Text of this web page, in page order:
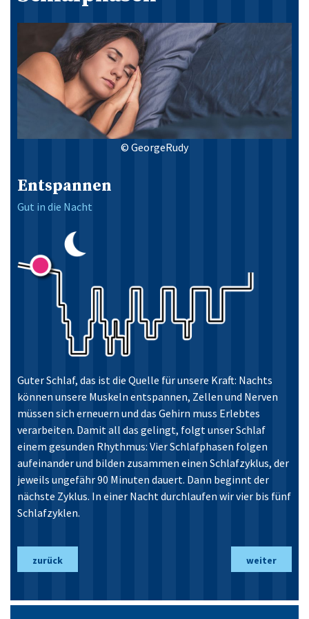
© GeorgeRudy
Entspannen
Gut in die Nacht
Guter Schlaf, das ist die Quelle für unsere Kraft: Nachts
können unsere Muskeln entspannen, Zellen und Nerven
müssen sich erneuern und das Gehirn muss Erlebtes
verarbeiten. Damit all das gelingt, folgt unser Schlaf
einem gesunden Rhythmus: Vier Schlafphasen folgen
aufeinander und bilden zusammen einen Schlafzyklus, der
jeweils ungefähr 90 Minuten dauert. Dann beginnt der
nächste Zyklus. In einer Nacht durchlaufen wir vier bis fünf
Schlafzyklen.
zurück weiter